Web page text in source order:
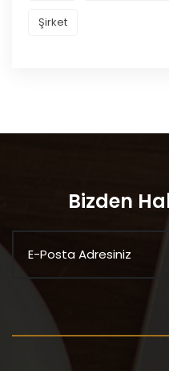
Şirket
Bizden